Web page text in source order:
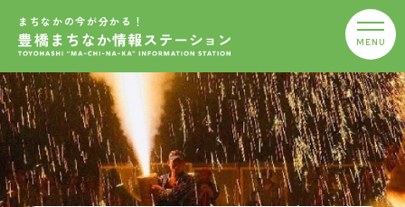
まちなかの今が分かる！